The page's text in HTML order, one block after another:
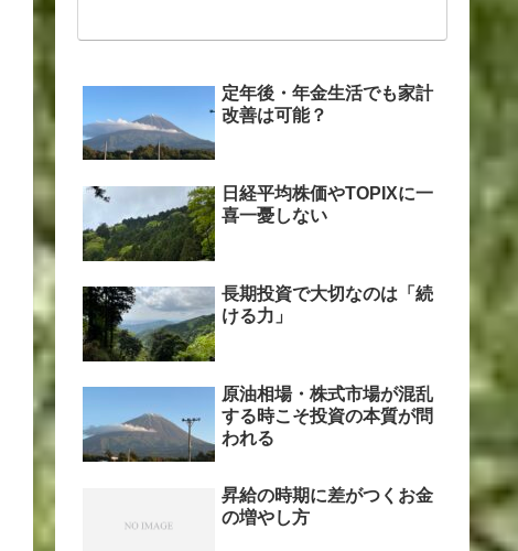
定年後・年金生活でも家計
改善は可能？
日経平均株価やTOPIXに一
喜一憂しない
長期投資で大切なのは「続
ける力」
原油相場・株式市場が混乱
する時こそ投資の本質が問
われる
昇給の時期に差がつくお金
の増やし方